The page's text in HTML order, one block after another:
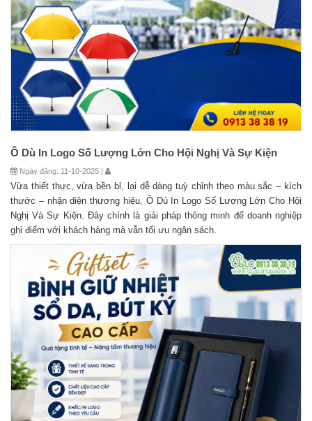
Ô Dù In Logo Số Lượng Lớn Cho Hội Nghị Và Sự Kiện
Ngày đăng: 11-10-2025 |
Vừa thiết thực, vừa bền bỉ, lại dễ dàng tuỳ chỉnh theo màu sắc – kích
thước – nhận diện thương hiệu, Ô Dù In Logo Số Lượng Lớn Cho Hội
Nghị Và Sự Kiện. Đây chính là giải pháp thông minh để doanh nghiệp
ghi điểm với khách hàng mà vẫn tối ưu ngân sách.